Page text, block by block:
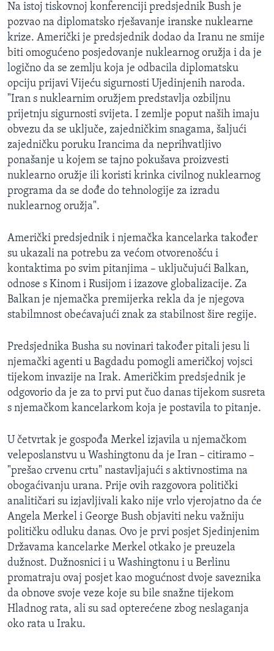
Na istoj tiskovnoj konferenciji predsjednik Bush je
pozvao na diplomatsko rješavanje iranske nuklearne
krize. Američki je predsjednik dodao da Iranu ne smije
biti omogućeno posjedovanje nuklearnog oružja i da je
logično da se zemlju koja je odbacila diplomatsku
opciju prijavi Vijeću sigurnosti Ujedinjenih naroda.
"Iran s nuklearnim oružjem predstavlja ozbiljnu
prijetnju sigurnosti svijeta. I zemlje poput naših imaju
obvezu da se uključe, zajedničkim snagama, šaljući
zajedničku poruku Irancima da neprihvatljivo
ponašanje u kojem se tajno pokušava proizvesti
nuklearno oružje ili koristi krinka civilnog nuklearnog
programa da se dođe do tehnologije za izradu
nuklearnog oružja".
Američki predsjednik i njemačka kancelarka također
su ukazali na potrebu za većom otvorenošću i
kontaktima po svim pitanjima – uključujući Balkan,
odnose s Kinom i Rusijom i izazove globalizacije. Za
Balkan je njemačka premijerka rekla da je njegova
stabilmnost obećavajući znak za stabilnost šire regije.
Predsjednika Busha su novinari također pitali jesu li
njemački agenti u Bagdadu pomogli američkoj vojsci
tijekom invazije na Irak. Američkim predsjednik je
odgovorio da je za to prvi put čuo danas tijekom susreta
s njemačkom kancelarkom koja je postavila to pitanje.
U četvrtak je gospođa Merkel izjavila u njemačkom
veleposlanstvu u Washingtonu da je Iran – citiramo –
"prešao crvenu crtu" nastavljajući s aktivnostima na
obogaćivanju urana. Prije ovih razgovora politički
analitičari su izjavljivali kako nije vrlo vjerojatno da će
Angela Merkel i George Bush objaviti neku važniju
političku odluku danas. Ovo je prvi posjet Sjedinjenim
Državama kancelarke Merkel otkako je preuzela
dužnost. Dužnosnici i u Washingtonu i u Berlinu
promatraju ovaj posjet kao mogućnost dvoje saveznika
da obnove svoje veze koje su bile snažne tijekom
Hladnog rata, ali su sad opterećene zbog neslaganja
oko rata u Iraku.